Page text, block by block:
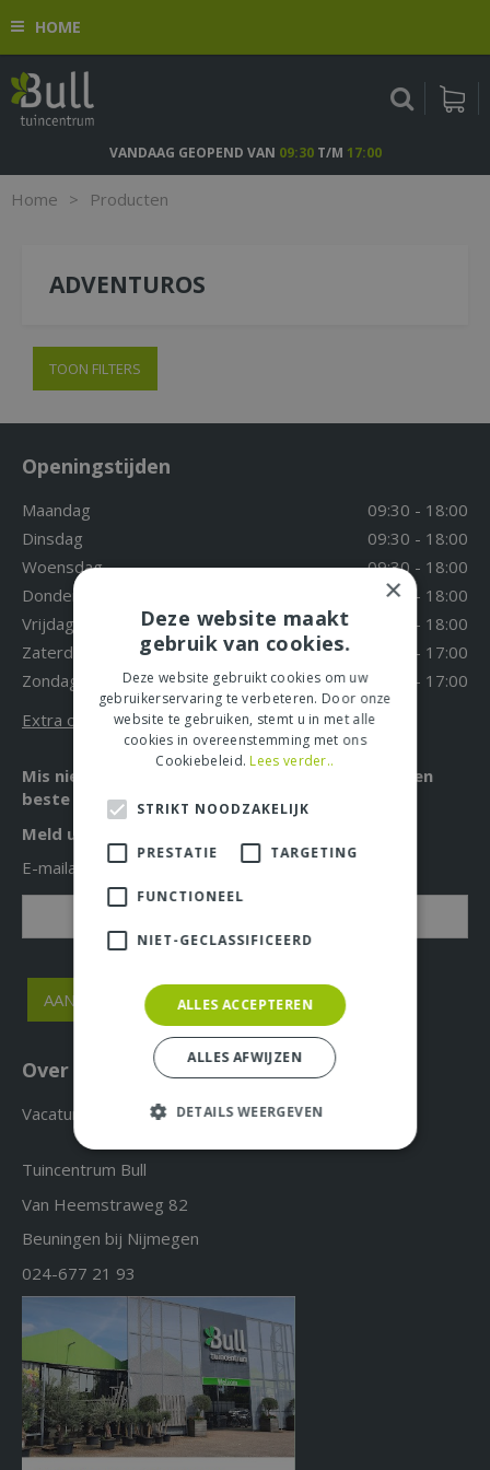
n
o
HOME
Home > Producten
VANDAAG GEOPEND VAN 09:30T/M 17:00
ADVENTUROS
TOON FILTERS
Openingstijden
Maandag
09:30 - 18:00
Dinsdag
09:30 - 18:00
Woensdag
09:30 - 18:00
Donderdag
09:30 - 18:00
Vrijdag
09:30 - 18:00
Zaterdag
09:30 - 17:00
Zondag
12:00 - 17:00
Extra openingstijden
Mis niet langer de leukste acties, aanbiedingen en
beste tuintips!
Meld u nu aan voor onze nieuwsbrief!
E-mailadres: *
Over ons & Contact
Vacatures
Tuincentrum Bull
Van Heemstraweg 82
Beuningen bij Nijmegen
024-677 21 93
×
Deze website maakt
gebruik van cookies.
Deze website gebruikt cookies om uw
gebruikerservaring te verbeteren. Door onze
website te gebruiken, stemt u in met alle
cookies in overeenstemming met ons
Cookiebeleid. Lees verder..
STRIKT NOODZAKELIJK
PRESTATIE TARGETING
FUNCTIONEEL
NIET-GECLASSIFICEERD
ALLES ACCEPTEREN
ALLES AFWIJZEN
DETAILS WEERGEVEN